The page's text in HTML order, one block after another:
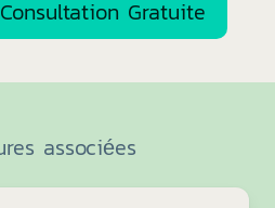
Gratuite
associées